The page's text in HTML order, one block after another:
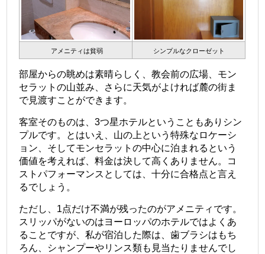
アメニティは貧弱 シンプルなクローゼット
部屋からの眺めは素晴らしく、教会前の広場、モン
セラットの山並み、さらに天気がよければ麓の街ま
で見渡すことができます。
客室そのものは、3つ星ホテルということもありシン
プルです。とはいえ、山の上という特殊なロケーシ
ョン、そしてモンセラットの中心に泊まれるという
価値を考えれば、料金は決して高くありません。コ
ストパフォーマンスとしては、十分に合格点と言え
るでしょう。
ただし、1点だけ不満が残ったのがアメニティです。
スリッパがないのはヨーロッパのホテルではよくあ
ることですが、私が宿泊した際は、歯ブラシはもち
ろん、シャンプーやリンス類も見当たりませんでし